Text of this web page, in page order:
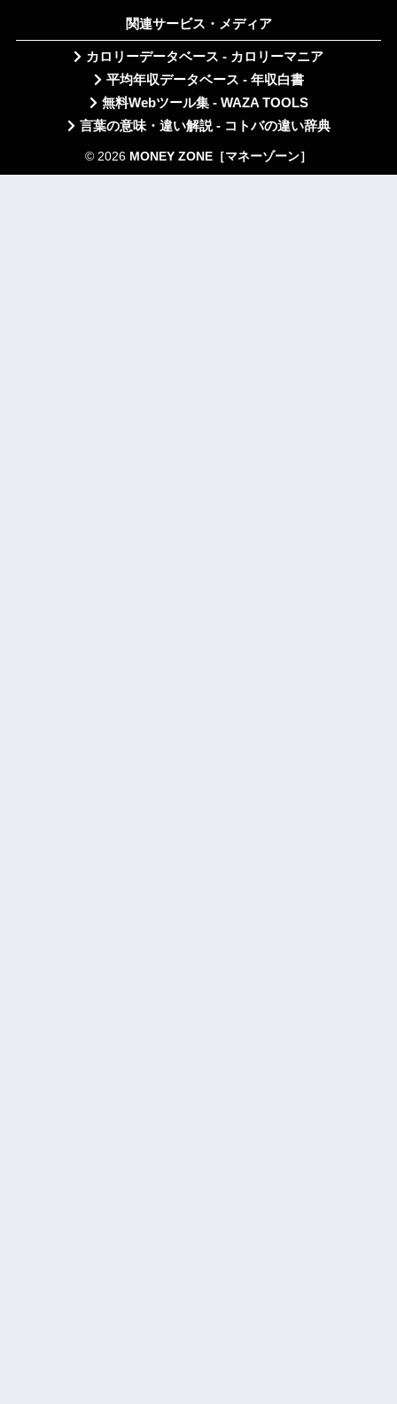
関連サービス・メディア
カロリーデータベース - カロリーマニア
平均年収データベース - 年収白書
無料Webツール集 - WAZA TOOLS
言葉の意味・違い解説 - コトバの違い辞典
© 2026 MONEY ZONE［マネーゾーン］